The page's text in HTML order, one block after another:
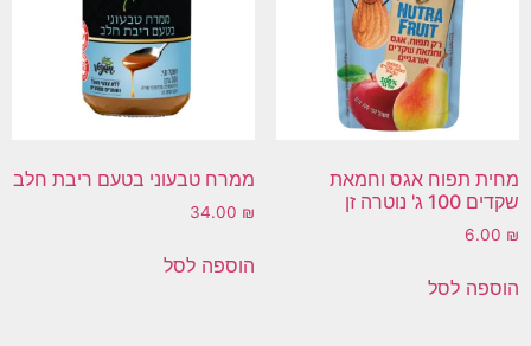
מחית תפוח אגס וחמאת
שקדים 100 ג' נוטרה זן
6.00 ₪
הוספה לסל
ממרח טבעוני בטעם ריבת חלב
34.00 ₪
הוספה לסל